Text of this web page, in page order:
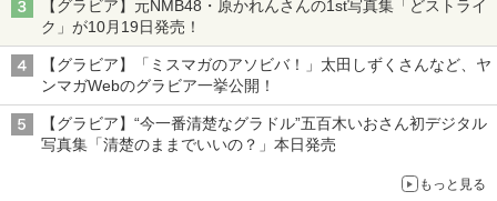
【グラビア】元NMB48・原かれんさんの1st写真集「どストライ
ク」が10月19日発売！
【グラビア】「ミスマガのアソビバ！」太田しずくさんなど、ヤ
ンマガWebのグラビア一挙公開！
【グラビア】“今一番清楚なグラドル”五百木いおさん初デジタル
写真集「清楚のままでいいの？」本日発売
もっと見る